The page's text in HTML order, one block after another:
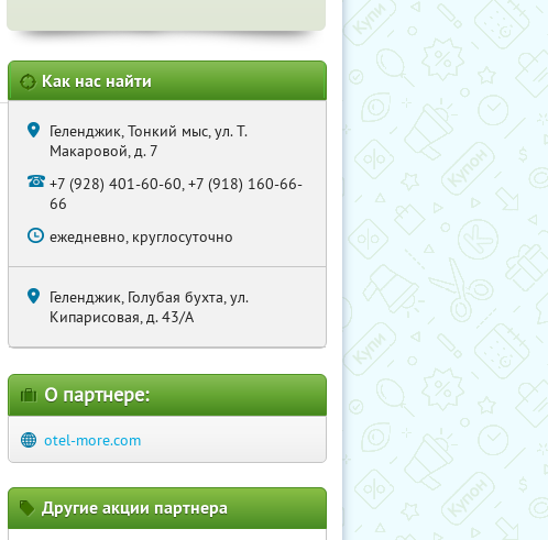
Как нас найти
Геленджик, Тонкий мыс, ул. Т.
Макаровой, д. 7
+7 (928) 401-60-60, +7 (918) 160-66-
66
ежедневно, круглосуточно
Геленджик, Голубая бухта, ул.
Кипарисовая, д. 43/А
О партнере:
otel-more.com
Другие акции партнера